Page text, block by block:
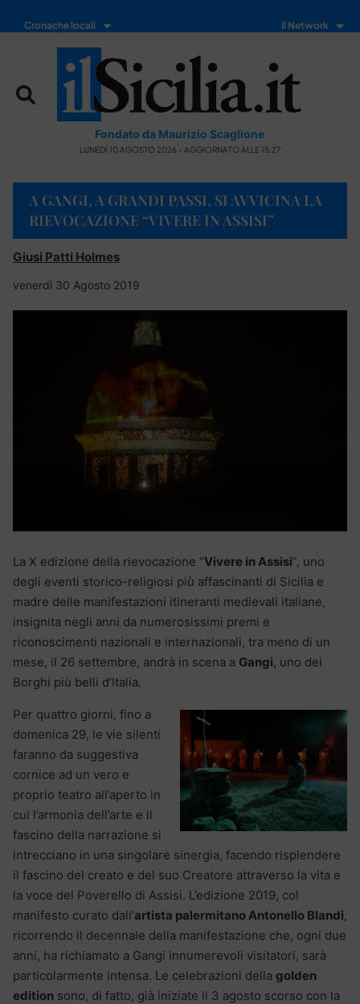
Cronache locali Il Network
Fondato da Maurizio Scaglione
LUNEDÌ 10 AGOSTO 2026 - AGGIORNATO ALLE 15:27
A GANGI, A GRANDI PASSI, SI AVVICINA LA
RIEVOCAZIONE “VIVERE IN ASSISI”
Giusi Patti Holmes
venerdì 30 Agosto 2019
La X edizione della rievocazione “Vivere in Assisi”, uno
degli eventi storico-religiosi più affascinanti di Sicilia e
madre delle manifestazioni itineranti medievali italiane,
insignita negli anni da numerosissimi premi e
riconoscimenti nazionali e internazionali, tra meno di un
mese, il 26 settembre, andrà in scena a Gangi, uno dei
Borghi più belli d’Italia.
Per quattro giorni, fino a
domenica 29, le vie silenti
faranno da suggestiva
cornice ad un vero e
proprio teatro all’aperto in
cui l’armonia dell’arte e il
fascino della narrazione si
intrecciano in una singolare sinergia, facendo risplendere
il fascino del creato e del suo Creatore attraverso la vita e
la voce del Poverello di Assisi. L’edizione 2019, col
manifesto curato dall’artista palermitano Antonello Blandi,
ricorrendo il decennale della manifestazione che, ogni due
anni, ha richiamato a Gangi innumerevoli visitatori, sarà
particolarmente intensa. Le celebrazioni della golden
edition sono, di fatto, già iniziate il 3 agosto scorso con la